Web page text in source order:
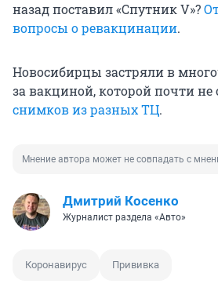
назад поставил «Спутник V»?
вопросы о ревакцинации.
Новосибирцы застряли в
за вакциной, которой почти не
снимков из разных ТЦ.
Мнение автора может не совпадать с
Дмитрий Косенко
Журналист раздела «Авто»
Коронавирус Прививка